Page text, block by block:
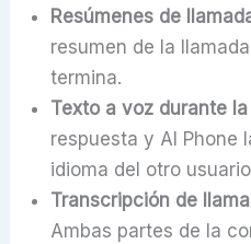
Resúmenes de
resumen de la
termina.
Texto a voz durante
respuesta y AI Phone
idioma del otro
Transcripción de
Ambas partes de la